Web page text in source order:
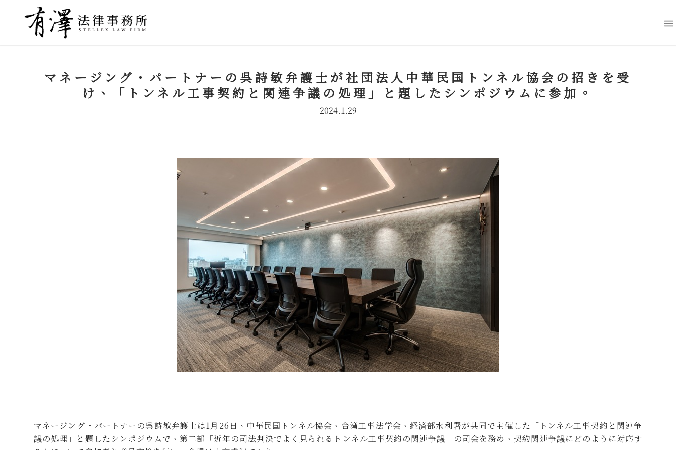
マネージング・パートナーの呉詩敏弁護士が社団法人中華民国トンネル協会の招きを受
け、「トンネル工事契約と関連争議の処理」と題したシンポジウムに参加。
2024.1.29
マネージング・パートナーの呉詩敏弁護士は1月26日、中華民国トンネル協会、台湾工事法学会、経済部水利署が共同で主催した「トンネル工事契約と関連争
議の処理」と題したシンポジウムで、第二部「近年の司法判決でよく見られるトンネル工事契約の関連争議」の司会を務め、契約関連争議にどのように対応す